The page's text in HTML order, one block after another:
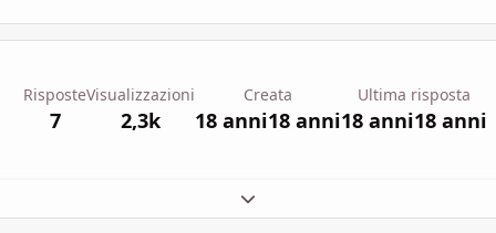
Risposte
7
Visualizzazioni
2,3k
Creata
18 anni18 anni
Ultima risposta
18 anni18 anni
Espandi panoramica del topic